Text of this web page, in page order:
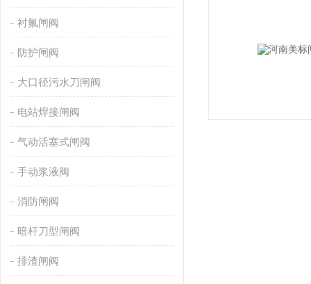
衬氟闸阀
防护闸阀
大口径污水刀闸阀
电站焊接闸阀
气动活塞式闸阀
手动浆液阀
消防闸阀
暗杆刀型闸阀
排渣闸阀